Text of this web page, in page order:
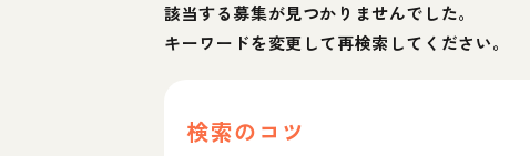
該当する募集が見つかりませんでした。
キーワードを変更して再検索してください。
検索のコツ